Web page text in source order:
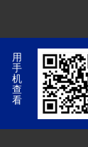
用
手
机
查
看